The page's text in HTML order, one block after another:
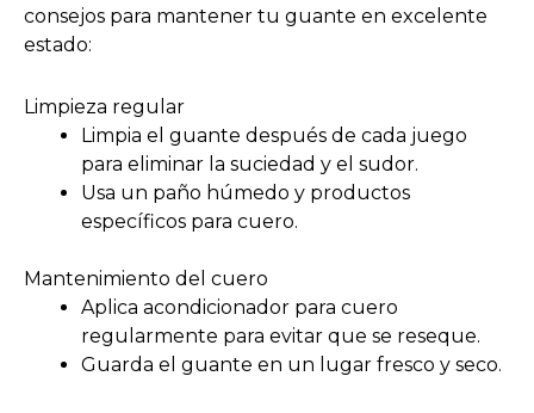
consejos para mantener tu guante en excelente
estado:
Limpieza regular
Limpia el guante después de cada juego
para eliminar la suciedad y el sudor.
Usa un paño húmedo y productos
específicos para cuero.
Mantenimiento del cuero
Aplica acondicionador para cuero
regularmente para evitar que se reseque.
Guarda el guante en un lugar fresco y seco.